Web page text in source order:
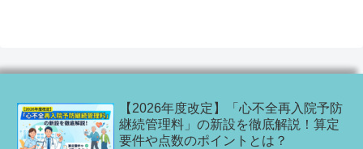
【2026年度改定】「心不全再入院予防
継続管理料」の新設を徹底解説！算定
要件や点数のポイントとは？